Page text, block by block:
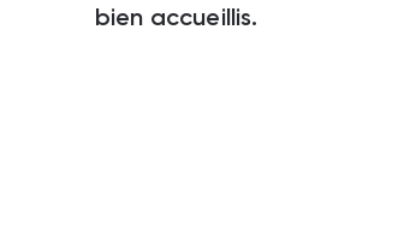
bien accueillis.